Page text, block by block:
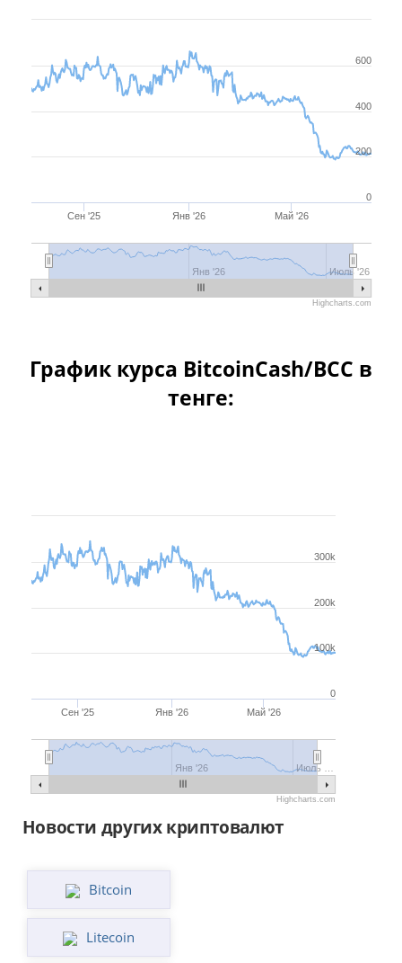
Сен '25 Янв '26 Май '26
Янв '26 Июль '26
200
400
600
0
Highcharts.com
Сен '25 Янв '26
График курса BitcoinCash/BCC в
тенге:
Сен '25 Янв '26 Май '26
Янв '26 Июль …
100k
200k
300k
0
Highcharts.com
Июль '25 Янв '26
Новости других криптовалют
Bitcoin
Litecoin